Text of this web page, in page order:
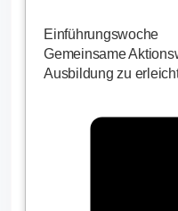
Einführungswoche
Gemeinsame
Ausbildung zu